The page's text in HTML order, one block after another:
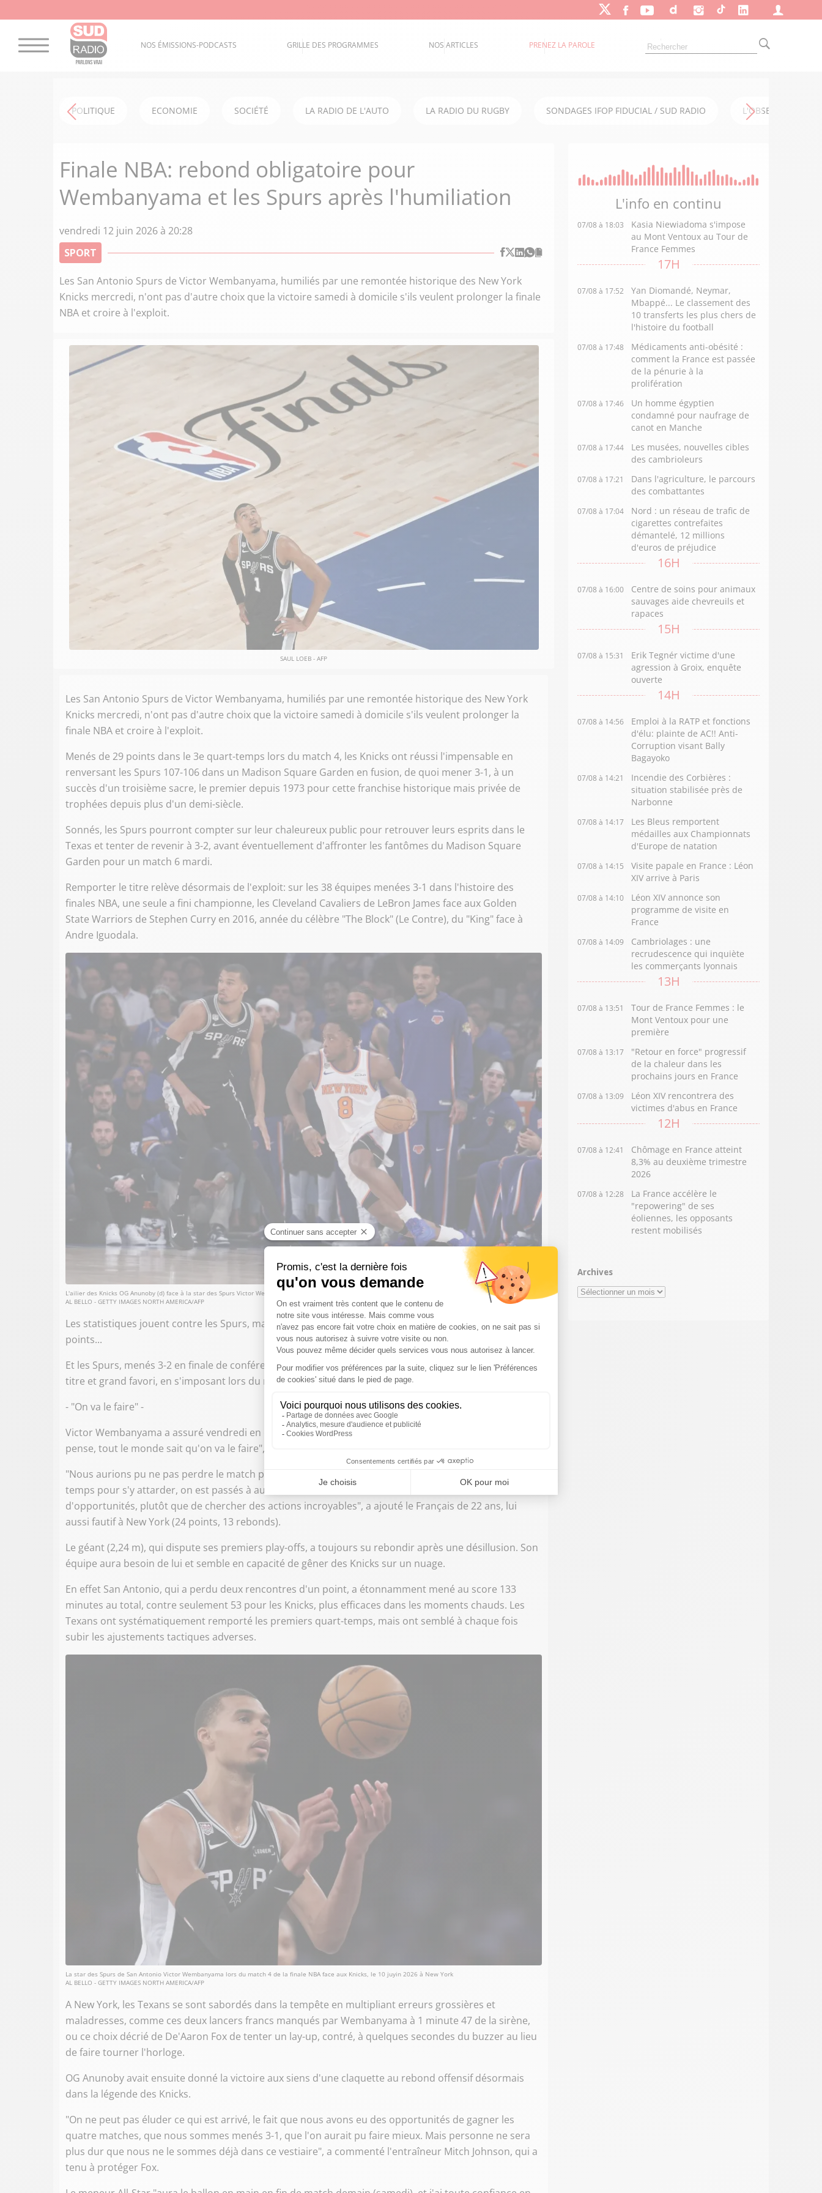
NOS ÉMISSIONS-PODCASTS GRILLE DES PROGRAMMES NOS ARTICLES PRENEZ LA PAROLE
POLITIQUE ECONOMIE SOCIÉTÉ LA RADIO DE L'AUTO LA RADIO DU RUGBY SONDAGES IFOP FIDUCIAL / SUD RADIO L'OBSERVATOIRE
Finale NBA: rebond obligatoire pour
Wembanyama et les Spurs après l'humiliation
vendredi 12 juin 2026 à 20:28
SPORT
Les San Antonio Spurs de Victor Wembanyama, humiliés par une remontée historique des New York
Knicks mercredi, n'ont pas d'autre choix que la victoire samedi à domicile s'ils veulent prolonger la finale
NBA et croire à l'exploit.
SAUL LOEB - AFP
Les San Antonio Spurs de Victor Wembanyama, humiliés par une remontée historique des New York
Knicks mercredi, n'ont pas d'autre choix que la victoire samedi à domicile s'ils veulent prolonger la
finale NBA et croire à l'exploit.
Menés de 29 points dans le 3e quart-temps lors du match 4, les Knicks ont réussi l'impensable en
renversant les Spurs 107-106 dans un Madison Square Garden en fusion, de quoi mener 3-1, à un
succès d'un troisième sacre, le premier depuis 1973 pour cette franchise historique mais privée de
trophées depuis plus d'un demi-siècle.
Sonnés, les Spurs pourront compter sur leur chaleureux public pour retrouver leurs esprits dans le
Texas et tenter de revenir à 3-2, avant éventuellement d'affronter les fantômes du Madison Square
Garden pour un match 6 mardi.
Remporter le titre relève désormais de l'exploit: sur les 38 équipes menées 3-1 dans l'histoire des
finales NBA, une seule a fini championne, les Cleveland Cavaliers de LeBron James face aux Golden
State Warriors de Stephen Curry en 2016, année du célèbre "The Block" (Le Contre), du "King" face à
Andre Iguodala.
L'ailier des Knicks OG Anunoby (d) face à la star des Spurs Victor Wembanyama, lors du match 4 de la finale NBA, le 10 juin 2026 à New York
AL BELLO - GETTY IMAGES NORTH AMERICA/AFP
Les statistiques jouent contre les Spurs, mais elles n'auraient jamais prédit une remontée de 29
points...
Et les Spurs, menés 3-2 en finale de conférence Ouest, avaient réussi à renverser le Thunder, tenant du
titre et grand favori, en s'imposant lors du match 7 en Oklahoma, un petit exploit, déjà.
- "On va le faire" -
Victor Wembanyama a assuré vendredi en conférence de presse que dans l'effectif "tout le monde
pense, tout le monde sait qu'on va le faire", et remporter la série.
"Nous aurions pu ne pas perdre le match précédent de mille manières différentes. Mais il y a eu un
temps pour s'y attarder, on est passés à autre chose. Il faudra être affamés, leur offrir moins
d'opportunités, plutôt que de chercher des actions incroyables", a ajouté le Français de 22 ans, lui
aussi fautif à New York (24 points, 13 rebonds).
Le géant (2,24 m), qui dispute ses premiers play-offs, a toujours su rebondir après une désillusion. Son
équipe aura besoin de lui et semble en capacité de gêner des Knicks sur un nuage.
En effet San Antonio, qui a perdu deux rencontres d'un point, a étonnamment mené au score 133
minutes au total, contre seulement 53 pour les Knicks, plus efficaces dans les moments chauds. Les
Texans ont systématiquement remporté les premiers quart-temps, mais ont semblé à chaque fois
subir les ajustements tactiques adverses.
La star des Spurs de San Antonio Victor Wembanyama lors du match 4 de la finale NBA face aux Knicks, le 10 juyin 2026 à New York
AL BELLO - GETTY IMAGES NORTH AMERICA/AFP
A New York, les Texans se sont sabordés dans la tempête en multipliant erreurs grossières et
maladresses, comme ces deux lancers francs manqués par Wembanyama à 1 minute 47 de la sirène,
ou ce choix décrié de De'Aaron Fox de tenter un lay-up, contré, à quelques secondes du buzzer au lieu
de faire tourner l'horloge.
OG Anunoby avait ensuite donné la victoire aux siens d'une claquette au rebond offensif désormais
dans la légende des Knicks.
"On ne peut pas éluder ce qui est arrivé, le fait que nous avons eu des opportunités de gagner les
quatre matches, que nous sommes menés 3-1, que l'on aurait pu faire mieux. Mais personne ne sera
plus dur que nous ne le sommes déjà dans ce vestiaire", a commenté l'entraîneur Mitch Johnson, qui a
tenu à protéger Fox.
L'info en continu
07/08 à 18:03
Kasia Niewiadoma s'impose
au Mont Ventoux au Tour de
France Femmes
17H
07/08 à 17:52
Yan Diomandé, Neymar,
Mbappé... Le classement des
10 transferts les plus chers de
l'histoire du football
07/08 à 17:48
Médicaments anti-obésité :
comment la France est passée
de la pénurie à la
prolifération
07/08 à 17:46
Un homme égyptien
condamné pour naufrage de
canot en Manche
07/08 à 17:44
Les musées, nouvelles cibles
des cambrioleurs
07/08 à 17:21
Dans l'agriculture, le parcours
des combattantes
07/08 à 17:04
Nord : un réseau de trafic de
cigarettes contrefaites
démantelé, 12 millions
d'euros de préjudice
16H
07/08 à 16:00
Centre de soins pour animaux
sauvages aide chevreuils et
rapaces
15H
07/08 à 15:31
Erik Tegnér victime d'une
agression à Groix, enquête
ouverte
14H
07/08 à 14:56
Emploi à la RATP et fonctions
d'élu: plainte de AC!! Anti-
Corruption visant Bally
Bagayoko
07/08 à 14:21
Incendie des Corbières :
situation stabilisée près de
Narbonne
07/08 à 14:17
Les Bleus remportent
médailles aux Championnats
d'Europe de natation
07/08 à 14:15
Visite papale en France : Léon
XIV arrive à Paris
07/08 à 14:10
Léon XIV annonce son
programme de visite en
France
07/08 à 14:09
Cambriolages : une
recrudescence qui inquiète
les commerçants lyonnais
13H
07/08 à 13:51
Tour de France Femmes : le
Mont Ventoux pour une
première
07/08 à 13:17
"Retour en force" progressif
de la chaleur dans les
prochains jours en France
07/08 à 13:09
Léon XIV rencontrera des
victimes d'abus en France
12H
07/08 à 12:41
Chômage en France atteint
8,3% au deuxième trimestre
2026
07/08 à 12:28
La France accélère le
"repowering" de ses
éoliennes, les opposants
restent mobilisés
Archives
Archives